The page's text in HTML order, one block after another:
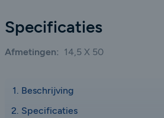
Specificaties
Afmetingen: 14,5 X 50
Beschrijving
Specificaties